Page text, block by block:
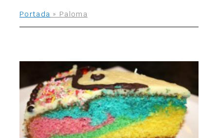
Portada » Paloma